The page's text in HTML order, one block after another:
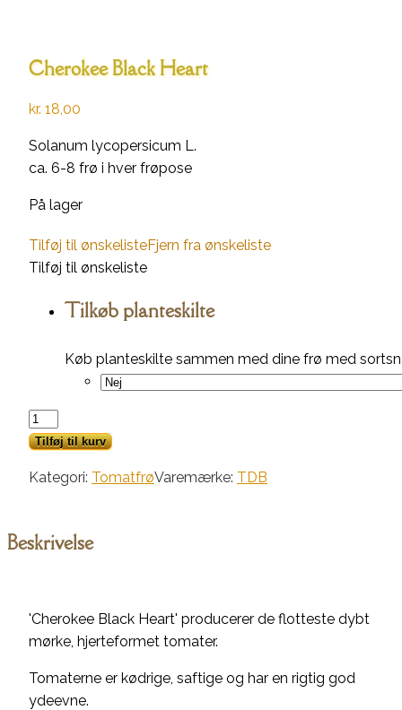
Cherokee Black Heart
kr. 18,00
Solanum lycopersicum L.
ca. 6-8 frø i hver frøpose
På lager
Tilføj til ønskelisteFjern fra ønskeliste
Tilføj til ønskeliste
Tilkøb planteskilte
Køb planteskilte sammen med dine frø med
Cherokee
Black
antal
Tilføj til kurv
Kategori: TomatfrøVaremærke: TDB
Beskrivelse
'Cherokee Black Heart' producerer de flotteste dybt
mørke, hjerteformet tomater.
Tomaterne er kødrige, saftige og har en rigtig god
ydeevne.